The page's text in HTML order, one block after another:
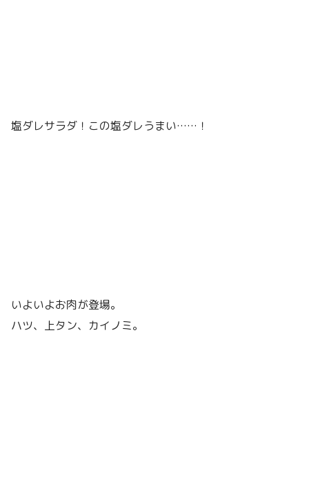
塩ダレサラダ！この塩ダレうまい……！
いよいよお肉が登場。
ハツ、上タン、カイノミ。